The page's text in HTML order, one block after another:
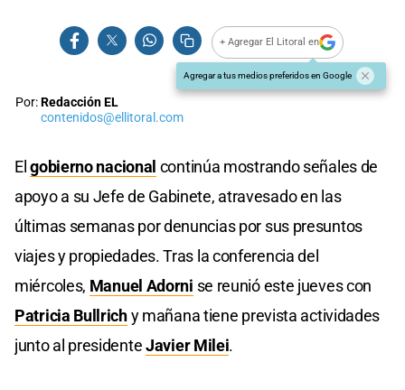
+ Agregar El Litoral en
Agregar a tus medios preferidos en Google
Por:Redacción EL
contenidos@ellitoral.com
Elgobierno nacional continúa mostrando señales de
apoyo a su Jefe de Gabinete, atravesado en las
últimas semanas por denuncias por sus presuntos
viajes y propiedades. Tras la conferencia del
miércoles, Manuel Adorni se reunió este jueves con
Patricia Bullrichy mañana tiene prevista actividades
junto al presidenteJavier Milei.